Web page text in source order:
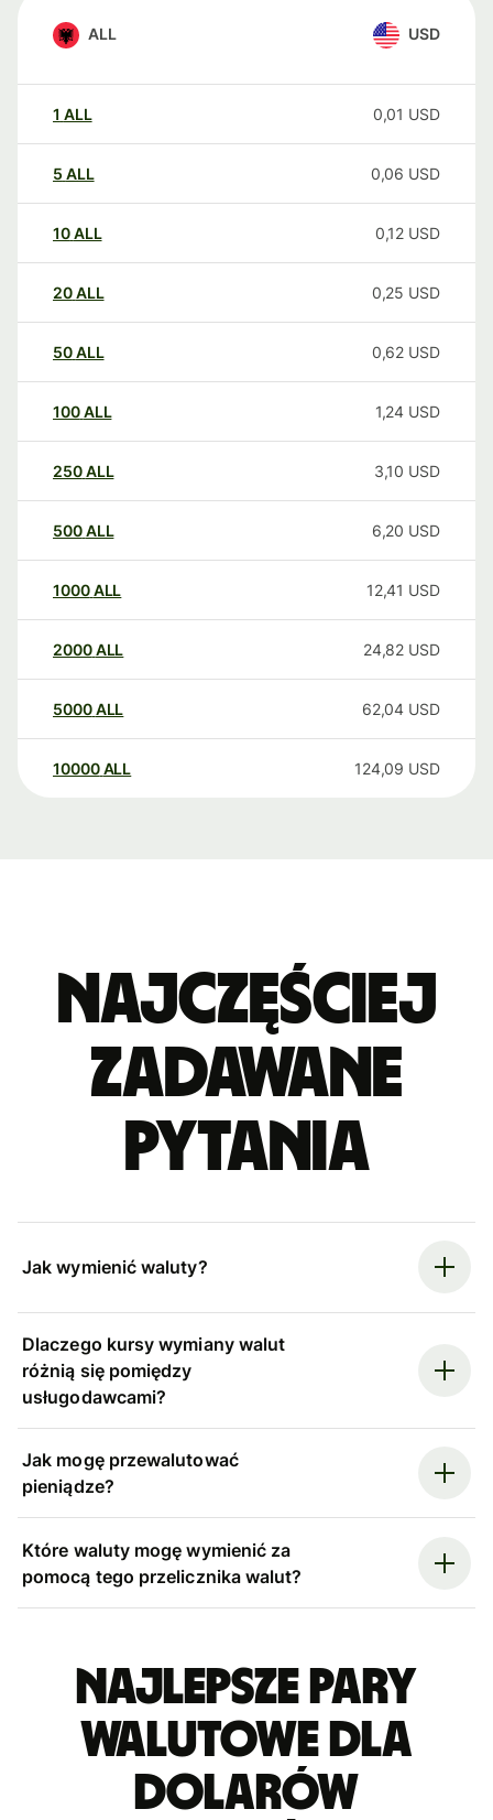
ALL USD
1 ALL 0,01 USD
5 ALL 0,06 USD
10ALL 0,12 USD
20ALL 0,25 USD
50ALL 0,62 USD
100ALL 1,24 USD
250ALL 3,10 USD
500ALL 6,20 USD
1000ALL 12,41 USD
2000ALL 24,82 USD
5000ALL 62,04 USD
10000 ALL 124,09 USD
Najczęściej
zadawane
pytania
Jak wymienić waluty?
Dlaczego kursy wymiany walut
różnią się pomiędzy
usługodawcami?
Jak mogę przewalutować
pieniądze?
Które waluty mogę wymienić za
pomocą tego przelicznika walut?
Najlepsze pary
walutowe dla
dolarów